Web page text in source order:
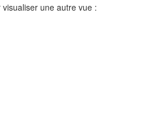
une autre vue :